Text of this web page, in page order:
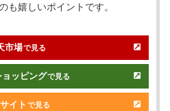
も嬉しいポイントです。
市場で見る
ョッピングで見る
イト で見る